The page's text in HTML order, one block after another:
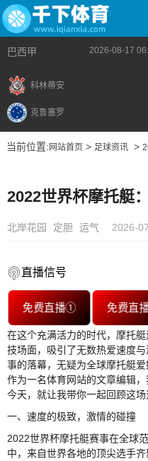
巴西甲 2026-08-17
科林蒂安
克鲁塞罗
当前位置: 网站首页> 足球资讯>
2022世界杯摩托艇
北岸花园 定胆 运气 2026-
直播信号
免费直播① 免费直
在这个充满活力的时代，摩托
技场面，吸引了无数热爱速度
事的落幕，无疑为全球摩托艇
作为一名体育网站的文章编辑
今天，就让我带你一起回顾这场
一、速度的极致，激情的碰撞
2022世界杯摩托艇赛事在全球
中，来自世界各地的顶尖选手